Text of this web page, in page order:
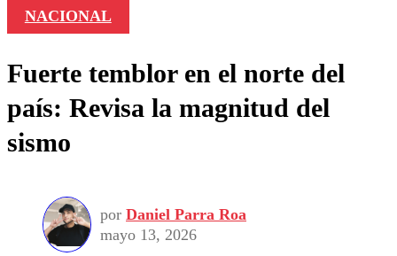
NACIONAL
Fuerte temblor en el norte del
país: Revisa la magnitud del
sismo
por Daniel Parra Roa
mayo 13, 2026